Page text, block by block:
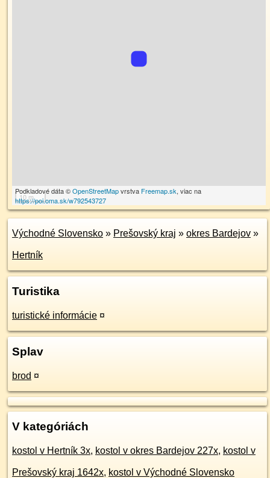
10 m
Podkladové dáta ©OpenStreetMapvrstva Freemap.sk, viac na
https://poi.oma.sk/w792543727
Východné Slovensko » Prešovský kraj » okres Bardejov »
Hertník
Turistika
turistické informácie ¤
Splav
brod ¤
V kategóriách
kostol v Hertník 3x, kostol v okres Bardejov 227x, kostol v
Prešovský kraj 1642x, kostol v Východné Slovensko